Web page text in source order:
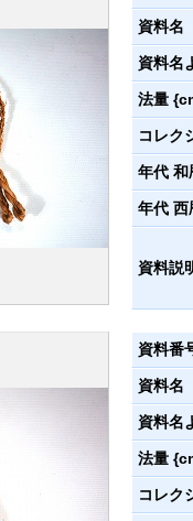
資料名
資料名
法量
コレク
年代 和
年代 西
資料説
資料番
資料名
資料名
法量
コレク